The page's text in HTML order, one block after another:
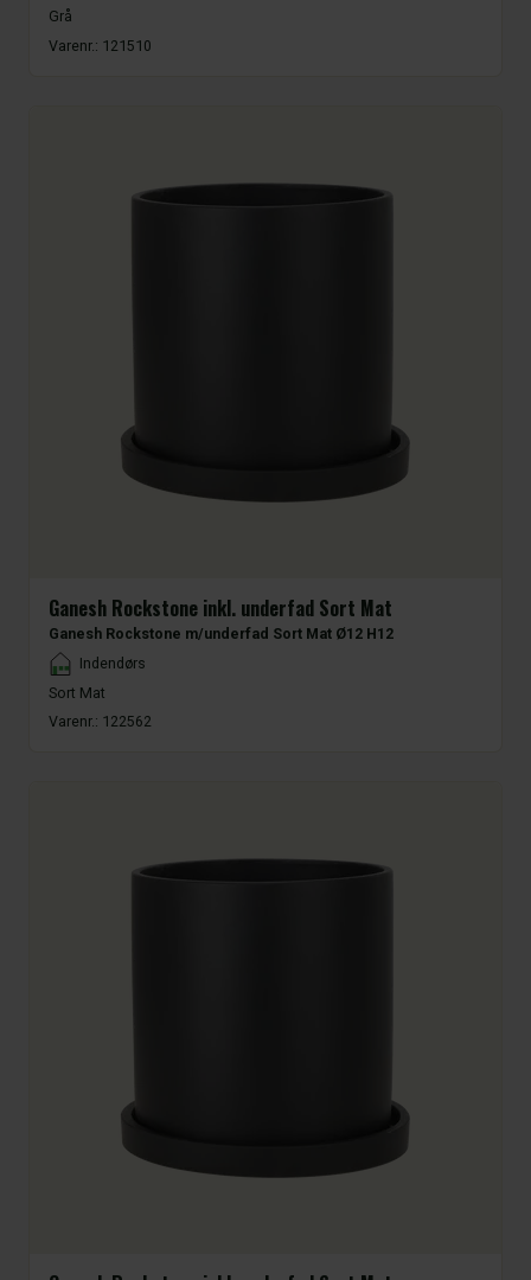
Grå
Varenr.: 121510
Ganesh Rockstone inkl. underfad Sort Mat
Ganesh Rockstone m/underfad Sort Mat Ø12 H12
Placement
Indendørs
Sort Mat
Varenr.: 122562